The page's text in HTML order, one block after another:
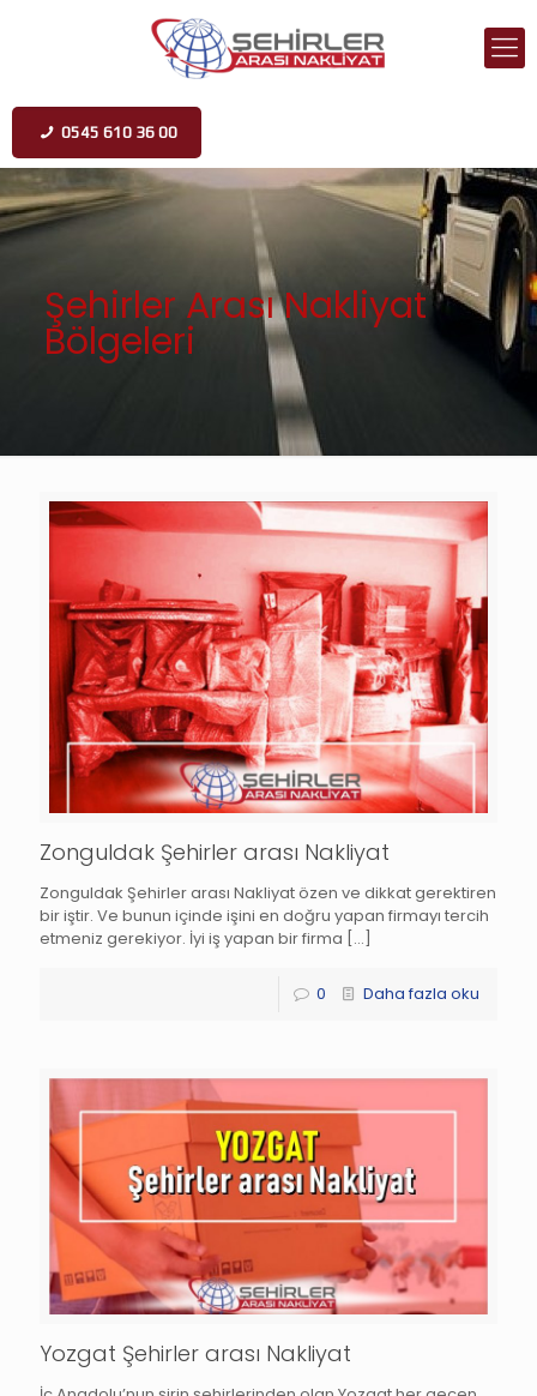
0545 610 36 00
Şehirler Arası Nakliyat
Bölgeleri
Zonguldak Şehirler arası Nakliyat
Zonguldak Şehirler arası Nakliyat özen ve dikkat gerektiren
bir iştir. Ve bunun içinde işini en doğru yapan firmayı tercih
etmeniz gerekiyor. İyi iş yapan bir firma […]
0 Daha fazla oku
Yozgat Şehirler arası Nakliyat